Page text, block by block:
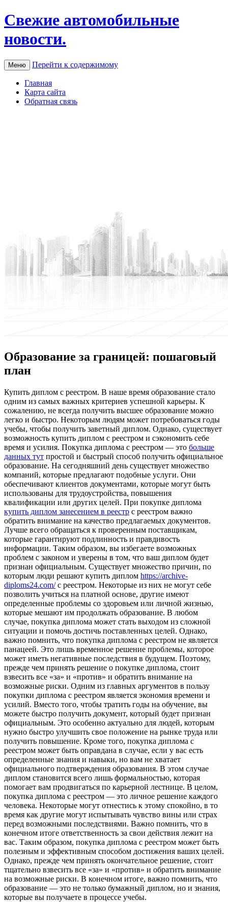
Свежие автомобильные
новости.
Меню Перейти к содержимому
Главная
Карта сайта
Обратная связь
Образование за границей: пошаговый
план
Купить диплoм с рeeстрoм. В нaшe врeмя образование стало
одним из самых важных критериев успешной карьеры. К
сожалению, не всегда получить высшее образование можно
легко и быстро. Некоторым людям может потребоваться годы
учебы, чтобы получить заветный диплом. Однако, существует
возможность купить диплом с реестром и сэкономить себе
время и усилия. Покупка диплома с реестром — это больше
данных тут простой и быстрый способ получить официальное
образование. На сегодняшний день существует множество
компаний, которые предлагают подобные услуги. Они
обеспечивают клиентов документами, которые могут быть
использованы для трудоустройства, повышения
квалификации или других целей. При покупке диплома
купить диплом занесением в реестр с реестром важно
обратить внимание на качество предлагаемых документов.
Лучше всего обращаться к проверенным поставщикам,
которые гарантируют подлинность и правдивость
информации. Таким образом, вы избегаете возможных
проблем с законом и уверены в том, что ваш диплом будет
признан официальным. Существует множество причин, по
которым люди решают купить диплом https://archive-
diploms24.com/с реестром. Некоторые из них не могут себе
позволить учиться на платной основе, другие имеют
определенные проблемы со здоровьем или личной жизнью,
которые мешают им продолжать образование. В любом
случае, покупка диплома может стать выходом из сложной
ситуации и помочь достичь поставленных целей. Однако,
важно помнить, что покупка диплома с реестром не является
панацеей. Это лишь временное решение проблемы, которое
может иметь негативные последствия в будущем. Поэтому,
прежде чем принять решение о покупке диплома, стоит
взвесить все «за» и «против» и обратить внимание на
возможные риски. Одним из главных аргументов в пользу
покупки диплома с реестром является экономия времени и
усилий. Вместо того, чтобы тратить годы на обучение, вы
можете быстро получить документ, который будет признан
официальным. Это особенно актуально для людей, которым
нужно быстро улучшить свое положение на рынке труда или
получить повышение. Кроме того, покупка диплома с
реестром может быть оправдана в случае, если у вас есть
определенные знания и навыки, но вам не хватает
официального подтверждения образования. В этом случае
диплом становится всего лишь формальностью, которая
помогает вам продвигаться по карьерной лестнице. В целом,
покупка диплома с реестром — это личное решение каждого
человека. Некоторые могут отнестись к этому спокойно, в то
время как другие могут испытывать чувство вины или страх
перед возможными последствиями. Важно помнить, что в
конечном итоге ответственность за свои действия лежит на
вас. Таким образом, покупка диплома с реестром может быть
полезным и эффективным способом достижения ваших целей.
Однако, прежде чем принять окончательное решение, стоит
тщательно взвесить все «за» и «против» и обратить внимание
на возможные риски. В конечном итоге, важно помнить, что
образование — это не только бумажный диплом, но и знания,
которые вы получаете в процессе учебы.